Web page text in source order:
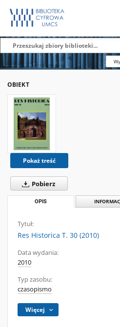
OBIEKT
Pokaż treść
Pobierz
OPIS
Tytuł:
Res Historica T. 30 (2010)
Data wydania:
2010
Typ zasobu:
czasopismo
Więcej